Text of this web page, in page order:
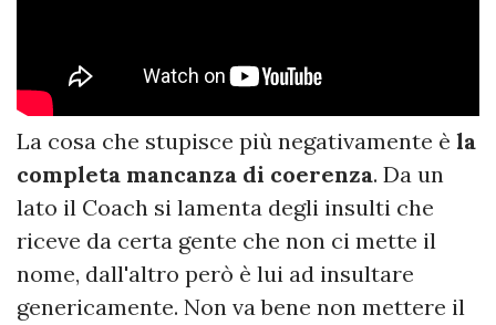
La cosa che stupisce più negativamente è la
completa mancanza di coerenza. Da un
lato il Coach si lamenta degli insulti che
riceve da certa gente che non ci mette il
nome, dall'altro però è lui ad insultare
genericamente. Non va bene non mettere il